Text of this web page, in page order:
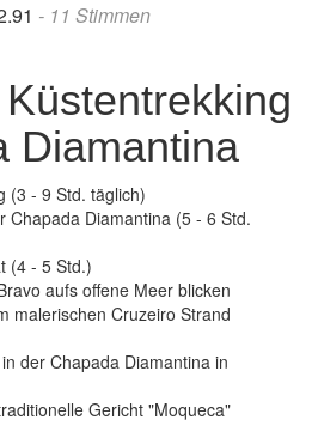
- 11 Stimmen
Diamantina
(3 - 9 Std. täglich)
Chapada Diamantina (5 - 6 Std.
(4 - 5 Std.)
aufs offene Meer blicken
malerischen Cruzeiro Strand
der Chapada Diamantina in
Gericht "Moqueca"